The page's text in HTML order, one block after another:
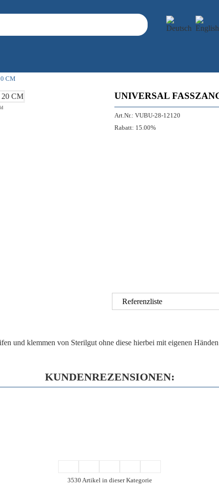
CM
UNIVERSAL
Art.Nr.: VUBU-28-12120
Rabatt: 15.00%
Referenzliste
und klemmen von Sterilgut ohne diese hierbei mit eigenen
KUNDENREZENSIONEN:
3530 Artikel in dieser Kategorie